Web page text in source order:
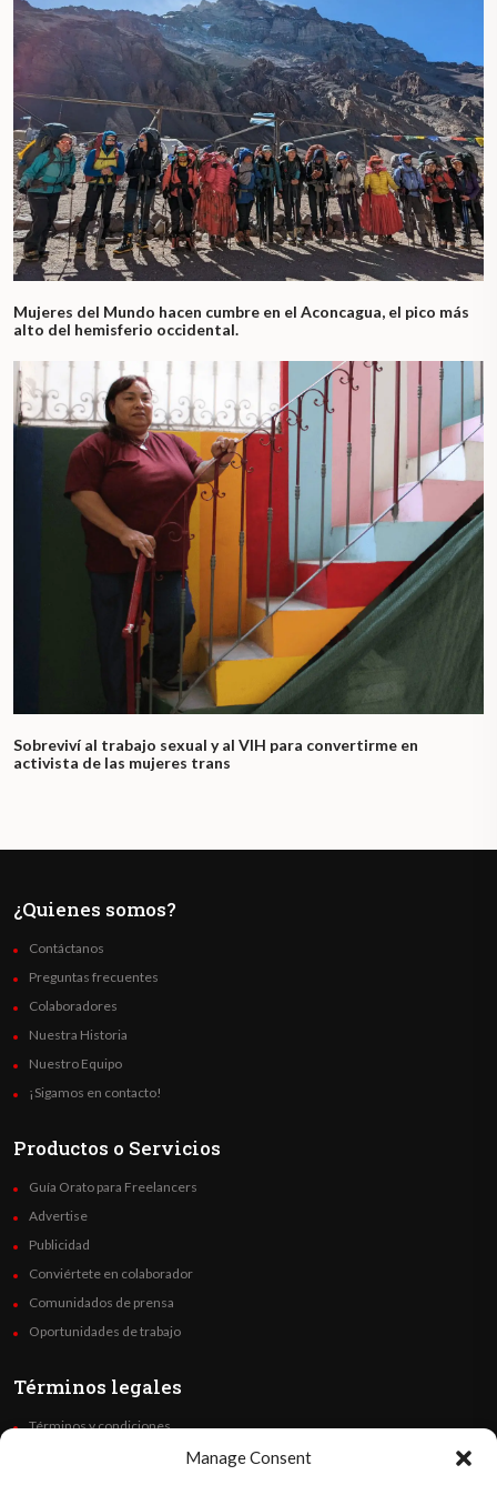
Manage Consent
Mujeres del Mundo hacen cumbre en el Aconcagua, el pico más
alto del hemisferio occidental.
Sobreviví al trabajo sexual y al VIH para convertirme en
activista de las mujeres trans
¿Quienes somos?
Contáctanos
Preguntas frecuentes
Colaboradores
Nuestra Historia
Nuestro Equipo
¡Sigamos en contacto!
Productos o Servicios
Guía Orato para Freelancers
Advertise
Publicidad
Conviértete en colaborador
Comunidados de prensa
Oportunidades de trabajo
Términos legales
Términos y condiciones